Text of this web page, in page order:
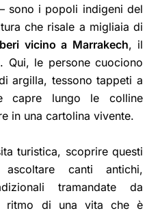
i popoli indigeni del
che risale a migliaia di
vicino a Marrakech, il
Qui, le persone cuociono
argilla, tessono tappeti a
capre lungo le colline
in una cartolina vivente.
turistica, scoprire questi
canti antichi,
tramandate da
ritmo di una vita che è